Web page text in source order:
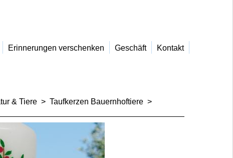
Erinnerungen verschenken Geschäft Kontakt
& Tiere > Taufkerzen Bauernhoftiere >